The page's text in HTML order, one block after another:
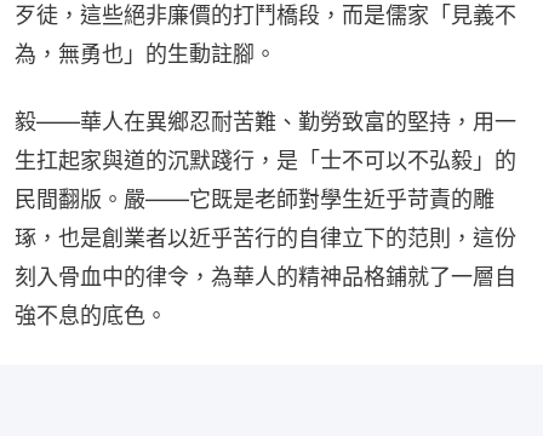
歹徒，這些絕非廉價的打鬥橋段，而是儒家「見義不
為，無勇也」的生動註腳。
毅——華人在異鄉忍耐苦難、勤勞致富的堅持，用一
生扛起家與道的沉默踐行，是「士不可以不弘毅」的
民間翻版。嚴——它既是老師對學生近乎苛責的雕
琢，也是創業者以近乎苦行的自律立下的范則，這份
刻入骨血中的律令，為華人的精神品格鋪就了一層自
強不息的底色。